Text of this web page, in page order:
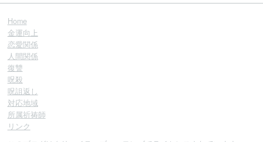
Home
金運向上
恋愛関係
人間関係
復讐
呪殺
呪詛返し
対応地域
所属祈祷師
リンク